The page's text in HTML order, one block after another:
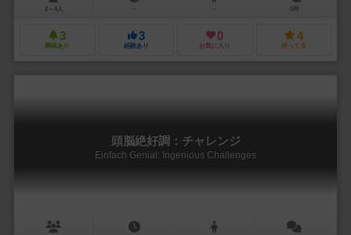
2～4人 － － 0件
3
興味あり
3
経験あり
0
お気に入り
4
持ってる
頭脳絶好調：チャレンジ
Einfach Genial: Ingenious Challenges